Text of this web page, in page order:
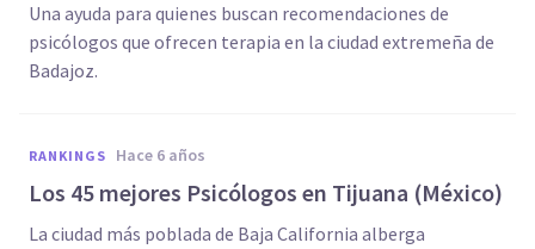
Una ayuda para quienes buscan recomendaciones de
psicólogos que ofrecen terapia en la ciudad extremeña de
Badajoz.
RANKINGS hace 6 años
Los 45 mejores Psicólogos en Tijuana (México)
La ciudad más poblada de Baja California alberga